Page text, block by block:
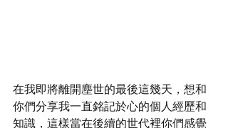
在我即將離開塵世的最後這幾天，想和
你們分享我一直銘記於心的個人經歷和
知識，這樣當在後續的世代裡你們感覺